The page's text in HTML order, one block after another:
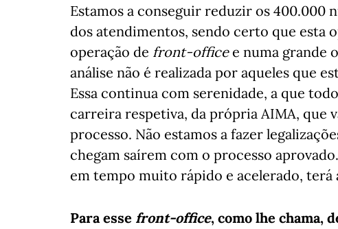
Estamos a conseguir reduzir os 400.000
dos atendimentos, sendo certo que esta
operação de front-officee numa grande
análise não é realizada por aqueles que
Essa continua com serenidade, a que
carreira respetiva, da própria AIMA, que
processo. Não estamos a fazer
chegam saírem com o processo
em tempo muito rápido e acelerado, terá
Para esse front-office, como lhe chama,